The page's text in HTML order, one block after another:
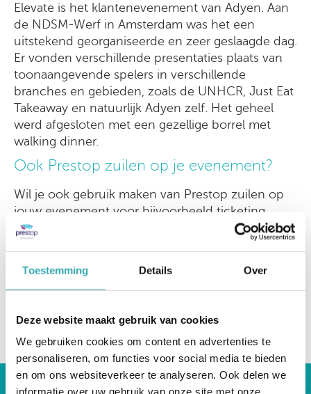
Toestemming Details Over
Deze website maakt gebruik van cookies
We gebruiken cookies om content en advertenties te
personaliseren, om functies voor social media te bieden
en om ons websiteverkeer te analyseren. Ook delen we
informatie over uw gebruik van onze site met onze
Elevate is het klantenevenement van Adyen. Aan
de NDSM-Werf in Amsterdam was het een
uitstekend georganiseerde en zeer geslaagde dag.
Er vonden verschillende presentaties plaats van
toonaangevende spelers in verschillende
branches en gebieden, zoals de UNHCR, Just Eat
Takeaway en natuurlijk Adyen zelf. Het geheel
werd afgesloten met een gezellige borrel met
walking dinner.
Ook Prestop zuilen op je evenement?
Wil je ook gebruik maken van Prestop zuilen op
jouw evenement voor bijvoorbeeld ticketing,
bezoekersregistratie of bestellen? Neem dan
voor de mogelijkheden.
terug naar overzicht